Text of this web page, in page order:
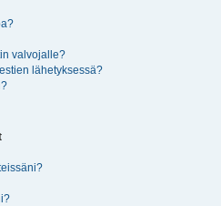
valvojalle?
lähetyksessä?